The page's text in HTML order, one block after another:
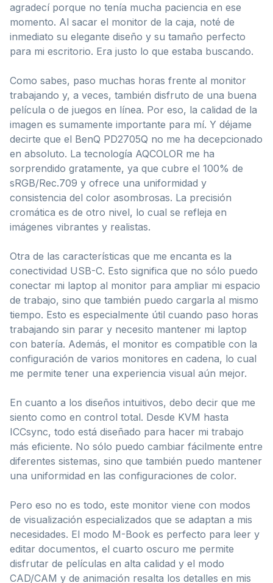
agradecí porque no tenía mucha paciencia en ese
momento. Al sacar el monitor de la caja, noté de
inmediato su elegante diseño y su tamaño perfecto
para mi escritorio. Era justo lo que estaba buscando.
Como sabes, paso muchas horas frente al monitor
trabajando y, a veces, también disfruto de una buena
película o de juegos en línea. Por eso, la calidad de la
imagen es sumamente importante para mí. Y déjame
decirte que el BenQ PD2705Q no me ha decepcionado
en absoluto. La tecnología AQCOLOR me ha
sorprendido gratamente, ya que cubre el 100% de
sRGB/Rec.709 y ofrece una uniformidad y
consistencia del color asombrosas. La precisión
cromática es de otro nivel, lo cual se refleja en
imágenes vibrantes y realistas.
Otra de las características que me encanta es la
conectividad USB-C. Esto significa que no sólo puedo
conectar mi laptop al monitor para ampliar mi espacio
de trabajo, sino que también puedo cargarla al mismo
tiempo. Esto es especialmente útil cuando paso horas
trabajando sin parar y necesito mantener mi laptop
con batería. Además, el monitor es compatible con la
configuración de varios monitores en cadena, lo cual
me permite tener una experiencia visual aún mejor.
En cuanto a los diseños intuitivos, debo decir que me
siento como en control total. Desde KVM hasta
ICCsync, todo está diseñado para hacer mi trabajo
más eficiente. No sólo puedo cambiar fácilmente entre
diferentes sistemas, sino que también puedo mantener
una uniformidad en las configuraciones de color.
Pero eso no es todo, este monitor viene con modos
de visualización especializados que se adaptan a mis
necesidades. El modo M-Book es perfecto para leer y
editar documentos, el cuarto oscuro me permite
disfrutar de películas en alta calidad y el modo
CAD/CAM y de animación resalta los detalles en mis